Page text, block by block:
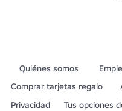
Quiénes somos
Comprar tarjetas regalo
Privacidad
Tus opciones